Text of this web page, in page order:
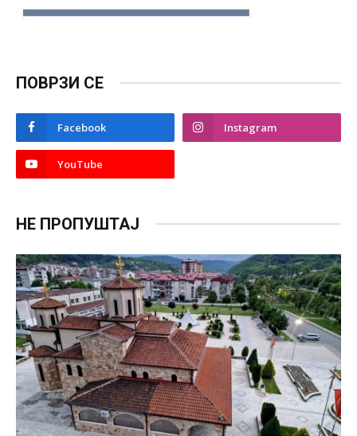
ПОВРЗИ СЕ
Facebook Instagram
YouTube
НЕ ПРОПУШТАЈ